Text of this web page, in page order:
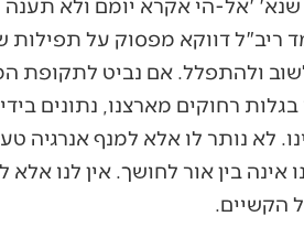
שנא' 'אל-הי אקרא יומם ולא
ריב"ל דווקא מפסוק על
ולהתפלל. אם נביט לתקופת
בגלות רחוקים מארצנו, נתונים
לא נותר לו אלא למנף אנרגיה
אינה בין אור לחושך. אין לנו
הקשיים.